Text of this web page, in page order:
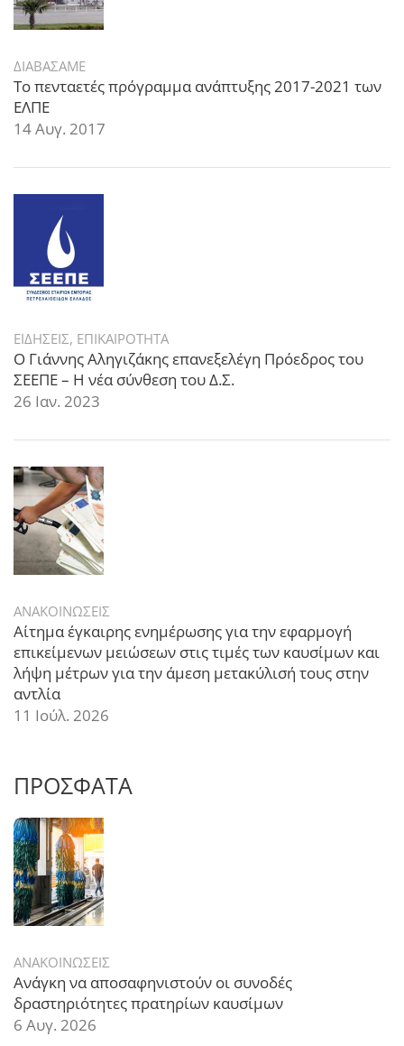
ΔΙΑΒΑΣΑΜΕ
Το πενταετές πρόγραμμα ανάπτυξης 2017-2021 των
ΕΛΠΕ
14 Αυγ. 2017
ΕΙΔΗΣΕΙΣ, ΕΠΙΚΑΙΡΟΤΗΤΑ
Ο Γιάννης Αληγιζάκης επανεξελέγη Πρόεδρος του
ΣΕΕΠΕ – Η νέα σύνθεση του Δ.Σ.
26 Ιαν. 2023
ΑΝΑΚΟΙΝΩΣΕΙΣ
Αίτημα έγκαιρης ενημέρωσης για την εφαρμογή
επικείμενων μειώσεων στις τιμές των καυσίμων και
λήψη μέτρων για την άμεση μετακύλισή τους στην
αντλία
11 Ιούλ. 2026
ΠΡΟΣΦΑΤΑ
ΑΝΑΚΟΙΝΩΣΕΙΣ
Ανάγκη να αποσαφηνιστούν οι συνοδές
δραστηριότητες πρατηρίων καυσίμων
6 Αυγ. 2026